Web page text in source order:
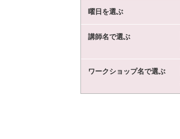
曜日を選ぶ
講師名で選ぶ
ワークショップ名で選ぶ